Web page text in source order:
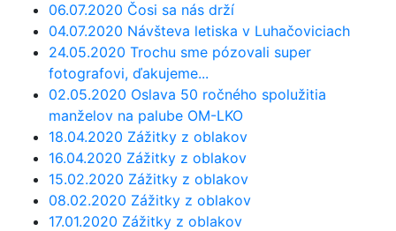
06.07.2020 Čosi sa nás drží
04.07.2020 Návšteva letiska v Luhačoviciach
24.05.2020 Trochu sme pózovali super
fotografovi, ďakujeme...
02.05.2020 Oslava 50 ročného spolužitia
manželov na palube OM-LKO
18.04.2020 Zážitky z oblakov
16.04.2020 Zážitky z oblakov
15.02.2020 Zážitky z oblakov
08.02.2020 Zážitky z oblakov
17.01.2020 Zážitky z oblakov